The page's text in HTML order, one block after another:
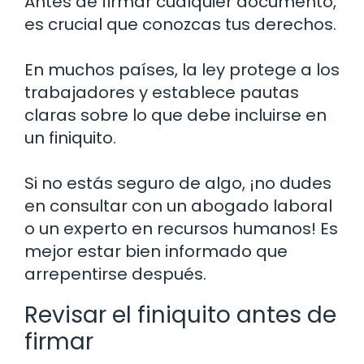
es crucial que conozcas tus derechos.
En muchos países, la ley protege a los
trabajadores y establece pautas
claras sobre lo que debe incluirse en
un finiquito.
Si no estás seguro de algo, ¡no dudes
en consultar con un abogado laboral
o un experto en recursos humanos! Es
mejor estar bien informado que
arrepentirse después.
Revisar el finiquito antes de
firmar